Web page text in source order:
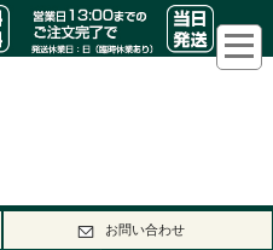
お問い合わせ